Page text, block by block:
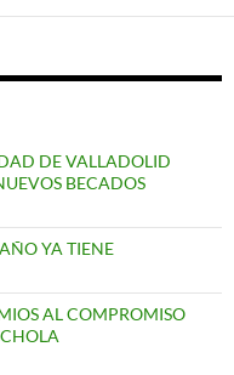
DE VALLADOLID
BECADOS
YA TIENE
AL COMPROMISO